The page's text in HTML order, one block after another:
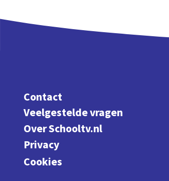
Contact
Veelgestelde vragen
Over Schooltv.nl
Privacy
Cookies